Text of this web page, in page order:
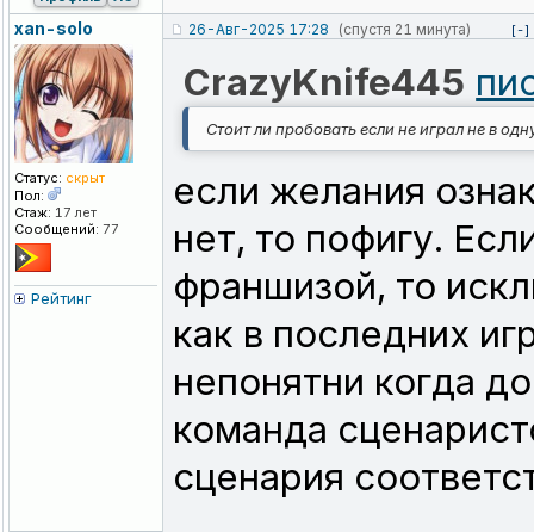
xan-solo
Статус: скрыт
Пол:
Стаж: 17 лет
Сообщений: 77
Рейтинг
26-Авг-2025 17:28 (спустя 21 минута) [-]
CrazyKnife445
Стоит ли пробовать если не играл не в
если желания
нет, то пофигу.
франшизой, то
как в последних
непонятни когда
команда
сценария